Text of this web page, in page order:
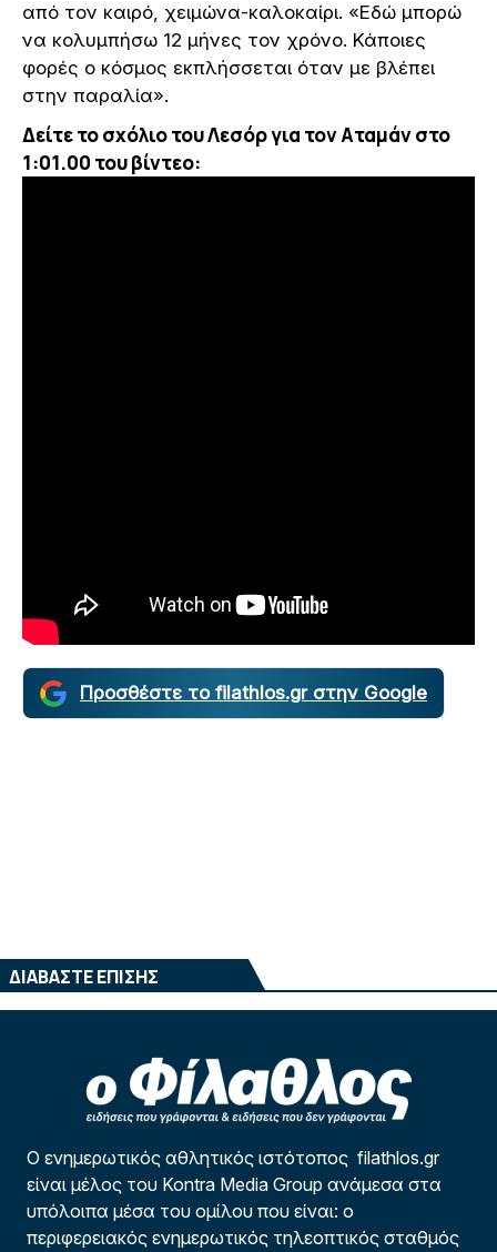
από τον καιρό, χειμώνα-καλοκαίρι. «Εδώ μπορώ
να κολυμπήσω 12 μήνες τον χρόνο. Κάποιες
φορές ο κόσμος εκπλήσσεται όταν με βλέπει
στην παραλία».
Δείτε το σχόλιο του Λεσόρ για τον Αταμάν στο
1:01.00 του βίντεο:
Προσθέστε το filathlos.gr στην Google
ΔΙΑΒΑΣΤΕ ΕΠΙΣΗΣ
Ο ενημερωτικός αθλητικός ιστότοπος filathlos.gr
είναι μέλος του Kontra Media Group ανάμεσα στα
υπόλοιπα μέσα του ομίλου που είναι: ο
περιφερειακός ενημερωτικός τηλεοπτικός σταθμός